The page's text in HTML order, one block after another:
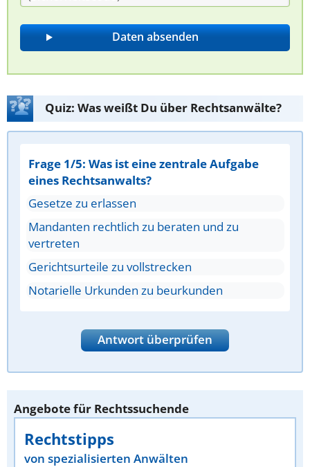
Quiz: Was weißt Du über Rechtsanwälte?
Frage 1/5: Was ist eine zentrale Aufgabe
eines Rechtsanwalts?
Gesetze zu erlassen
Mandanten rechtlich zu beraten und zu
vertreten
Gerichtsurteile zu vollstrecken
Notarielle Urkunden zu beurkunden
Antwort überprüfen
Angebote für Rechtssuchende
Rechtstipps
von spezialisierten Anwälten